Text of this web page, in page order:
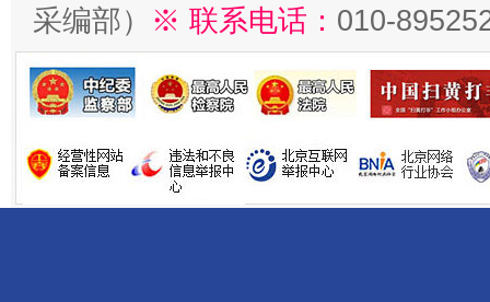
采编部） ※ 联系电话： 010-